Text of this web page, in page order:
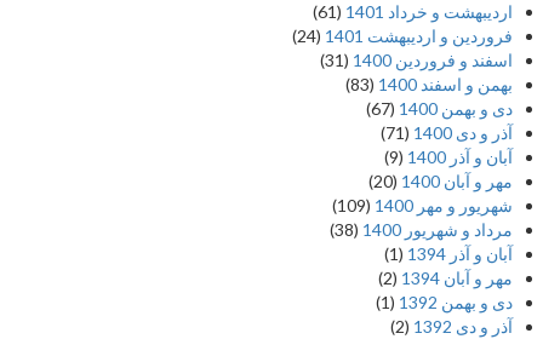
و خرداد 1401
(61)
و اردیبهشت 1401
(24)
و فروردین 1400
(31)
و اسفند 1400
(83)
و بهمن 1400
(67)
و دی 1400
(71)
و آذر 1400
(9)
و آبان 1400
(20)
و مهر 1400
(109)
و شهریور 1400
(38)
و آذر 1394
(1)
و آبان 1394
(2)
و بهمن 1392
(1)
و دی 1392
(2)